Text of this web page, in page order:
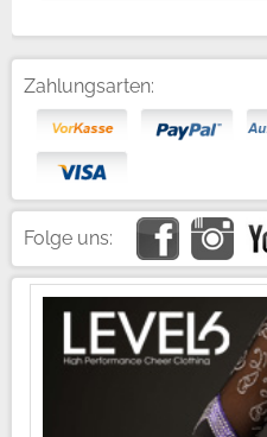
Zahlungsarten:
Folge uns: